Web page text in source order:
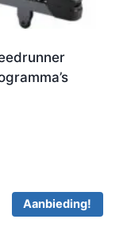
Aanbieding!